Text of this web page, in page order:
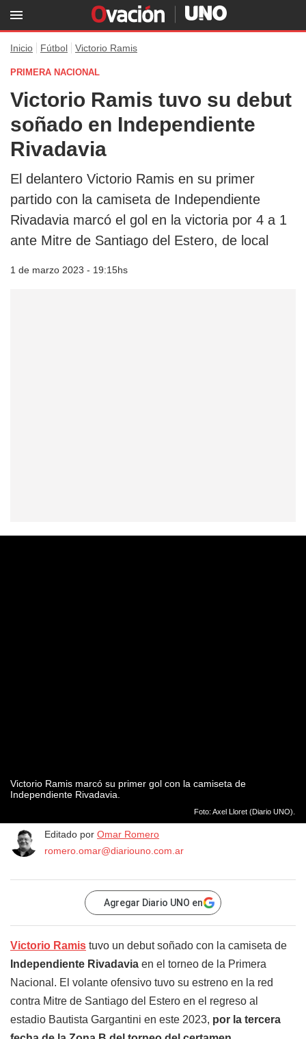
Inicio Fútbol Victorio Ramis
PRIMERA NACIONAL
Victorio Ramis tuvo su debut
soñado en Independiente
Rivadavia
El delantero Victorio Ramis en su primer
partido con la camiseta de Independiente
Rivadavia marcó el gol en la victoria por 4 a 1
ante Mitre de Santiago del Estero, de local
1 de marzo 2023 - 19:15hs
Victorio Ramis marcó su primer gol con la camiseta de
Independiente Rivadavia.
Foto: Axel Lloret (Diario UNO).
Editado por Omar Romero
romero.omar@diariouno.com.ar
Agregar Diario UNO en
Victorio Ramis tuvo un debut soñado con la camiseta de
Independiente Rivadavia en el torneo de la Primera
Nacional. El volante ofensivo tuvo su estreno en la red
contra Mitre de Santiago del Estero en el regreso al
estadio Bautista Gargantini en este 2023, por la tercera